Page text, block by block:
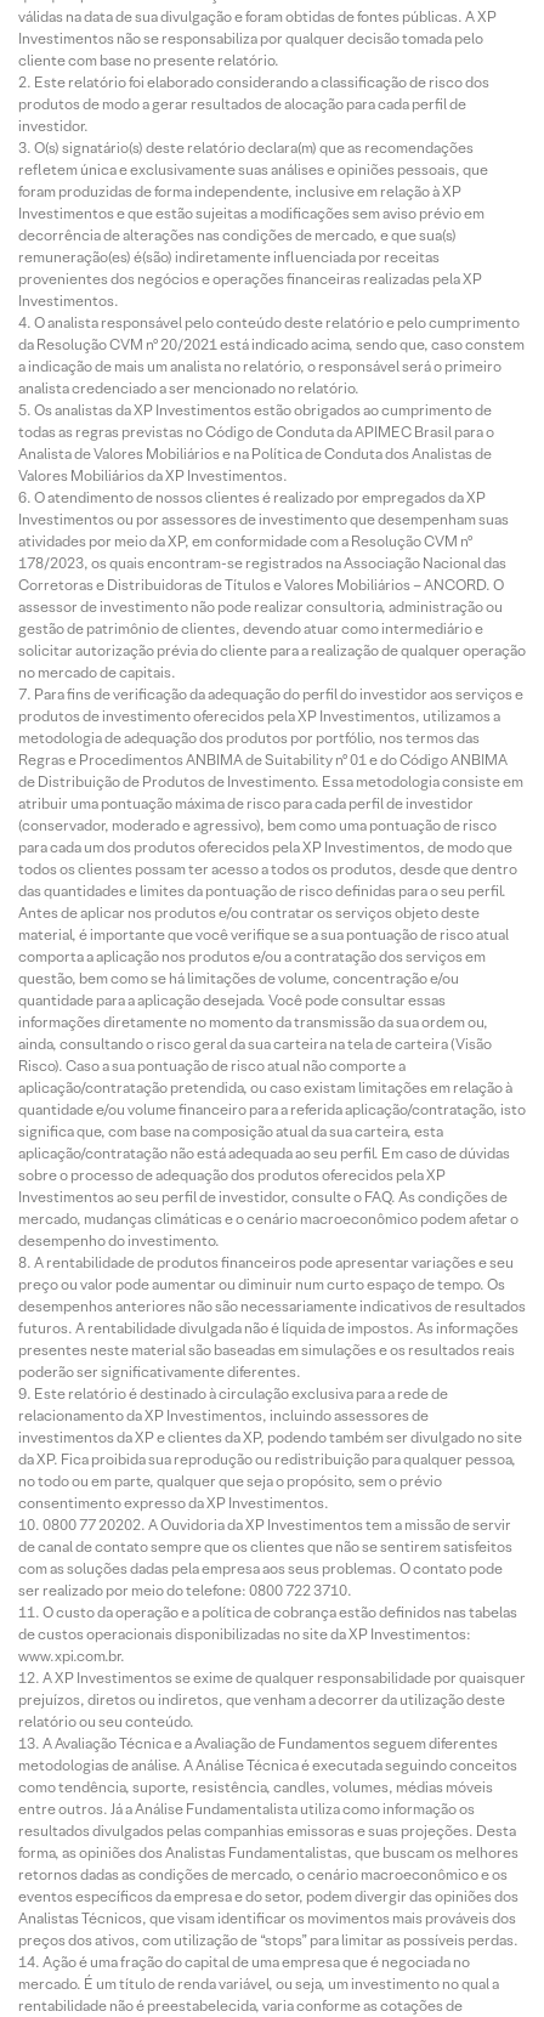
válidas na data de sua divulgação e foram obtidas de fontes públicas. A XP
Investimentos não se responsabiliza por qualquer decisão tomada pelo
cliente com base no presente relatório.
Este relatório foi elaborado considerando a classificação de risco dos
produtos de modo a gerar resultados de alocação para cada perfil de
investidor.
O(s) signatário(s) deste relatório declara(m) que as recomendações
refletem única e exclusivamente suas análises e opiniões pessoais, que
foram produzidas de forma independente, inclusive em relação à XP
Investimentos e que estão sujeitas a modificações sem aviso prévio em
decorrência de alterações nas condições de mercado, e que sua(s)
remuneração(es) é(são) indiretamente influenciada por receitas
provenientes dos negócios e operações financeiras realizadas pela XP
Investimentos.
O analista responsável pelo conteúdo deste relatório e pelo cumprimento
da Resolução CVM nº 20/2021 está indicado acima, sendo que, caso constem
a indicação de mais um analista no relatório, o responsável será o primeiro
analista credenciado a ser mencionado no relatório.
Os analistas da XP Investimentos estão obrigados ao cumprimento de
todas as regras previstas no Código de Conduta da APIMEC Brasil para o
Analista de Valores Mobiliários e na Política de Conduta dos Analistas de
Valores Mobiliários da XP Investimentos.
O atendimento de nossos clientes é realizado por empregados da XP
Investimentos ou por assessores de investimento que desempenham suas
atividades por meio da XP, em conformidade com a Resolução CVM nº
178/2023, os quais encontram-se registrados na Associação Nacional das
Corretoras e Distribuidoras de Títulos e Valores Mobiliários – ANCORD. O
assessor de investimento não pode realizar consultoria, administração ou
gestão de patrimônio de clientes, devendo atuar como intermediário e
solicitar autorização prévia do cliente para a realização de qualquer operação
no mercado de capitais.
Para fins de verificação da adequação do perfil do investidor aos serviços e
produtos de investimento oferecidos pela XP Investimentos, utilizamos a
metodologia de adequação dos produtos por portfólio, nos termos das
Regras e Procedimentos ANBIMA de Suitability nº 01 e do Código ANBIMA
de Distribuição de Produtos de Investimento. Essa metodologia consiste em
atribuir uma pontuação máxima de risco para cada perfil de investidor
(conservador, moderado e agressivo), bem como uma pontuação de risco
para cada um dos produtos oferecidos pela XP Investimentos, de modo que
todos os clientes possam ter acesso a todos os produtos, desde que dentro
das quantidades e limites da pontuação de risco definidas para o seu perfil.
Antes de aplicar nos produtos e/ou contratar os serviços objeto deste
material, é importante que você verifique se a sua pontuação de risco atual
comporta a aplicação nos produtos e/ou a contratação dos serviços em
questão, bem como se há limitações de volume, concentração e/ou
quantidade para a aplicação desejada. Você pode consultar essas
informações diretamente no momento da transmissão da sua ordem ou,
ainda, consultando o risco geral da sua carteira na tela de carteira (Visão
Risco). Caso a sua pontuação de risco atual não comporte a
aplicação/contratação pretendida, ou caso existam limitações em relação à
quantidade e/ou volume financeiro para a referida aplicação/contratação, isto
significa que, com base na composição atual da sua carteira, esta
aplicação/contratação não está adequada ao seu perfil. Em caso de dúvidas
sobre o processo de adequação dos produtos oferecidos pela XP
Investimentos ao seu perfil de investidor, consulte o FAQ. As condições de
mercado, mudanças climáticas e o cenário macroeconômico podem afetar o
desempenho do investimento.
A rentabilidade de produtos financeiros pode apresentar variações e seu
preço ou valor pode aumentar ou diminuir num curto espaço de tempo. Os
desempenhos anteriores não são necessariamente indicativos de resultados
futuros. A rentabilidade divulgada não é líquida de impostos. As informações
presentes neste material são baseadas em simulações e os resultados reais
poderão ser significativamente diferentes.
Este relatório é destinado à circulação exclusiva para a rede de
relacionamento da XP Investimentos, incluindo assessores de
investimentos da XP e clientes da XP, podendo também ser divulgado no site
da XP. Fica proibida sua reprodução ou redistribuição para qualquer pessoa,
no todo ou em parte, qualquer que seja o propósito, sem o prévio
consentimento expresso da XP Investimentos.
0800 77 20202. A Ouvidoria da XP Investimentos tem a missão de servir
de canal de contato sempre que os clientes que não se sentirem satisfeitos
com as soluções dadas pela empresa aos seus problemas. O contato pode
ser realizado por meio do telefone: 0800 722 3710.
O custo da operação e a política de cobrança estão definidos nas tabelas
de custos operacionais disponibilizadas no site da XP Investimentos:
www.xpi.com.br.
A XP Investimentos se exime de qualquer responsabilidade por quaisquer
prejuízos, diretos ou indiretos, que venham a decorrer da utilização deste
relatório ou seu conteúdo.
A Avaliação Técnica e a Avaliação de Fundamentos seguem diferentes
metodologias de análise. A Análise Técnica é executada seguindo conceitos
como tendência, suporte, resistência, candles, volumes, médias móveis
entre outros. Já a Análise Fundamentalista utiliza como informação os
resultados divulgados pelas companhias emissoras e suas projeções. Desta
forma, as opiniões dos Analistas Fundamentalistas, que buscam os melhores
retornos dadas as condições de mercado, o cenário macroeconômico e os
eventos específicos da empresa e do setor, podem divergir das opiniões dos
Analistas Técnicos, que visam identificar os movimentos mais prováveis dos
preços dos ativos, com utilização de “stops” para limitar as possíveis perdas.
Ação é uma fração do capital de uma empresa que é negociada no
mercado. É um título de renda variável, ou seja, um investimento no qual a
rentabilidade não é preestabelecida, varia conforme as cotações de